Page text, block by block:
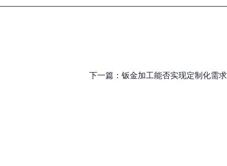
下一篇： 钣金加工能否实现定制化需求